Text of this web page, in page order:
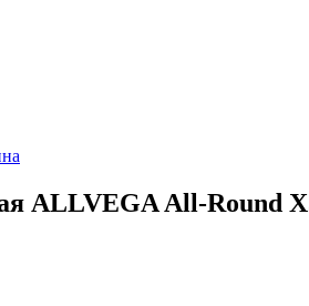
ALLVEGA All-Round